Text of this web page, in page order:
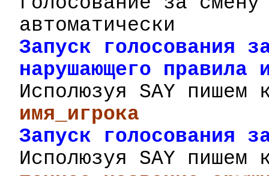
автоматически
Запуск голосования
нарушающего правила
Исполюзуя
SAY
пишем
имя_игрока
Запуск голосования
Исполюзуя
SAY
пишем